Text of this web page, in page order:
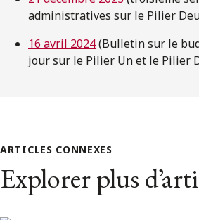
administratives sur le Pilier
16 avril 2024(Bulletin sur le
jour sur le Pilier Un et le Pilier
ARTICLES CONNEXES
Explorer plus